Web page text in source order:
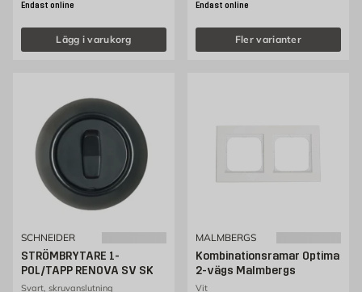
Endast online
Lägg i varukorg
Endast online
Fler varianter
SCHNEIDER
STRÖMBRYTARE 1-
POL/TAPP RENOVA SV SK
Svart, skruvanslutning
MALMBERGS
Kombinationsramar Optima
2-vägs Malmbergs
Vit